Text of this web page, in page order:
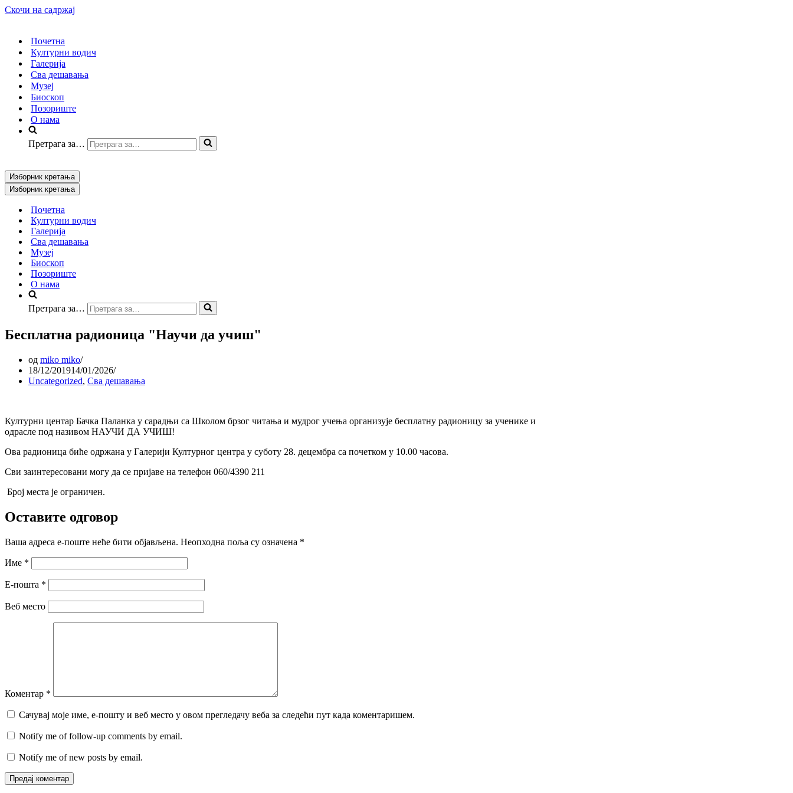
Скочи на садржај
Почетна
Културни водич
Галерија
Сва дешавања
Музеј
Биоскоп
Позориште
О нама
Претрага за…
Изборник кретања
Изборник кретања
Почетна
Културни водич
Галерија
Сва дешавања
Музеј
Биоскоп
Позориште
О нама
Претрага за…
Бесплатна радионица "Научи да учиш"
од miko miko
18/12/201914/01/2026
Uncategorized, Сва дешавања
Културни центар Бачка Паланка у сарадњи са Школом брзог читања и мудрог учења организује бесплатну радионицу за ученике и
одрасле под називом НАУЧИ ДА УЧИШ!
Ова радионица биће одржана у Галерији Културног центра у суботу 28. децембра са почетком у 10.00 часова.
Сви заинтересовани могу да се пријаве на телефон 060/4390 211
Број места је ограничен.
Оставите одговор
Ваша адреса е-поште неће бити објављена. Неопходна поља су означена *
Име *
Е-пошта *
Веб место
Коментар *
Сачувај моје име, е-пошту и веб место у овом прегледачу веба за следећи пут када коментаришем.
Notify me of follow-up comments by email.
Notify me of new posts by email.